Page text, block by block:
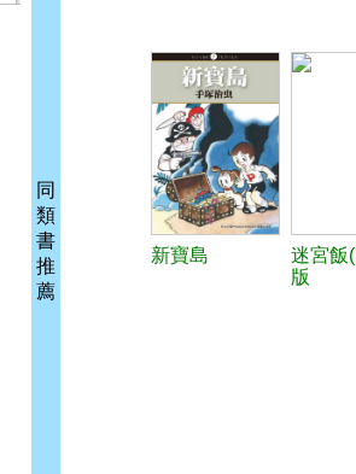
同
類
書
推
薦
新寶島
迷宮飯
版